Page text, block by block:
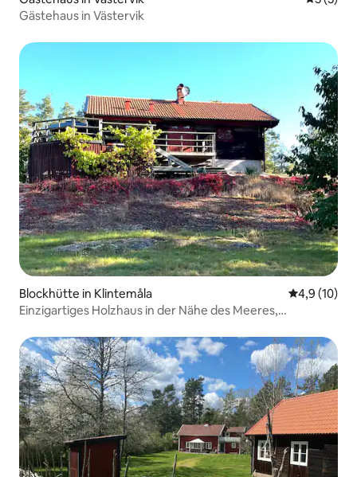
Gästehaus in Västervik
Blockhütte in Klintemåla
4,9 (10)
Einzigartiges Holzhaus in der Nähe des Meeres,